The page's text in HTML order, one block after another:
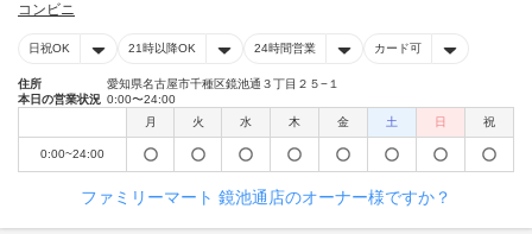
コンビニ
日祝OK 21時以降OK 24時間営業 カード可
住所
愛知県名古屋市千種区鏡池通３丁目２５−１
本日の営業状況 0:00〜24:00
月
火 水 木 金 土 日 祝
0:00~24:00
ファミリーマート 鏡池通店のオーナー様ですか？